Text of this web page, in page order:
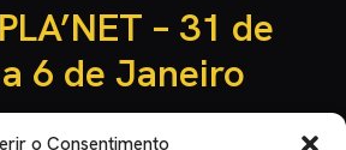
o Consentimento
– 31 de
6 de Janeiro